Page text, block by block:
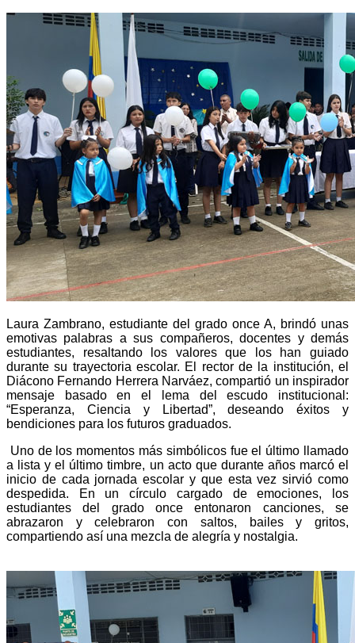
Laura Zambrano, estudiante del grado once A, brindó unas
emotivas palabras a sus compañeros, docentes y demás
estudiantes, resaltando los valores que los han guiado
durante su trayectoria escolar. El rector de la institución, el
Diácono Fernando Herrera Narváez, compartió un inspirador
mensaje basado en el lema del escudo institucional:
“Esperanza, Ciencia y Libertad”, deseando éxitos y
bendiciones para los futuros graduados.
Uno de los momentos más simbólicos fue el último llamado
a lista y el último timbre, un acto que durante años marcó el
inicio de cada jornada escolar y que esta vez sirvió como
despedida. En un círculo cargado de emociones, los
estudiantes del grado once entonaron canciones, se
abrazaron y celebraron con saltos, bailes y gritos,
compartiendo así una mezcla de alegría y nostalgia.